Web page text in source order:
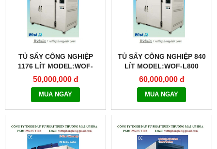
TỦ SẤY CÔNG NGHIỆP
1176 LÍT MODEL:WOF-
L1000
50,000,000 đ
MUA NGAY
TỦ SẤY CÔNG NGHIỆP 840
LÍT MODEL:WOF-L800
60,000,000 đ
MUA NGAY